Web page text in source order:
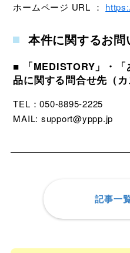
ホームページ URL ：
本件に関するお問
■ 「MEDISTORY」・
品に関する問合せ先（カ
TEL：050-8895-2225
MAIL: support@yppp.jp
記事一